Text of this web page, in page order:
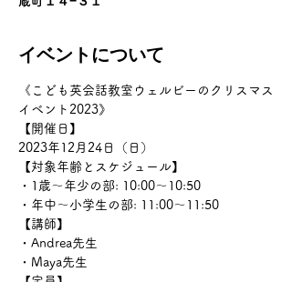
イベントについて
《こども英会話教室ウェルビーのクリスマス
イベント2023》
【開催日】
2023年12月24日（日）
【対象年齢とスケジュール】
・1歳〜年少の部: 10:00〜10:50
・年中〜小学生の部: 11:00〜11:50
【講師】
・Andrea先生
・Maya先生